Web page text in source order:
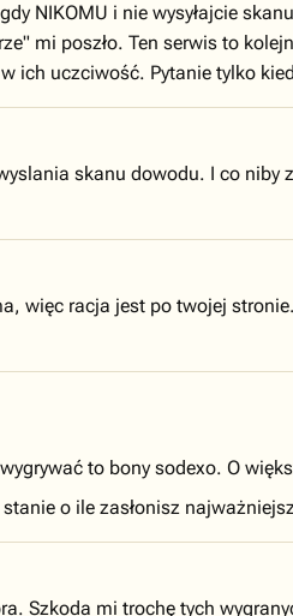
NIKOMU i nie wysyłajcie
mi poszło. Ten serwis to
ich uczciwość. Pytanie tylko
skanu dowodu. I co
więc racja jest po twojej stronie.
to bony sodexo. O
o ile zasłonisz
Szkoda mi trochę tych